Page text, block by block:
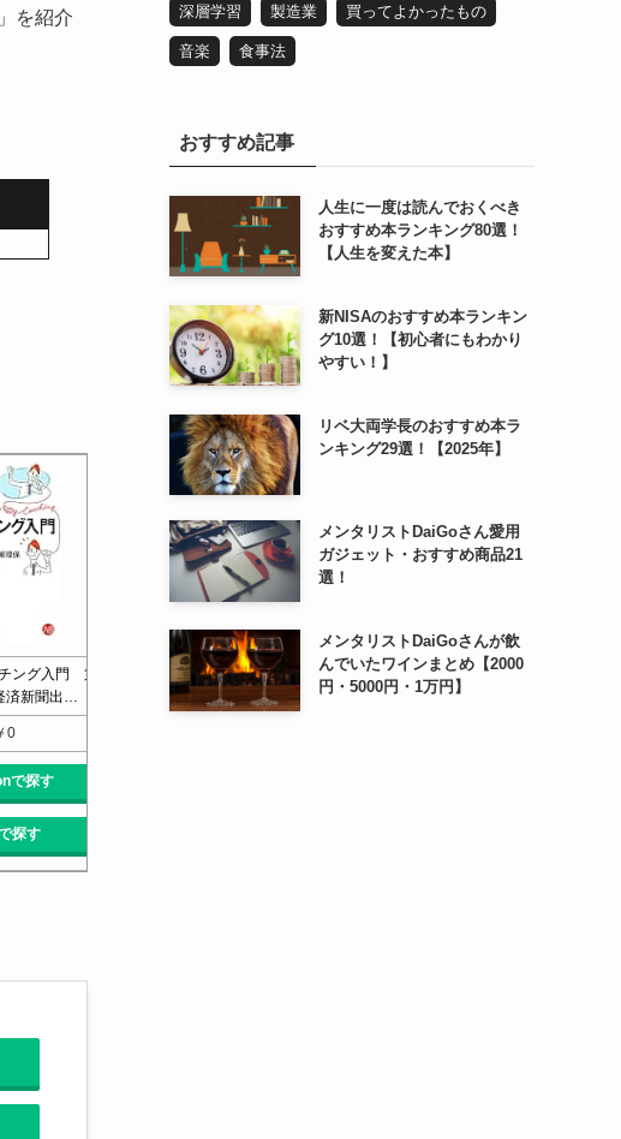
を紹介
ング入門 第
済新聞出…
自分の人生が愛おしくてたま
らなくなる100の質問…
人生改造宣言[新装版]
0
で探す
探す
深層学習 製造業 買ってよかったもの
音楽 食事法
おすすめ記事
人生に一度は読んでおくべき
おすすめ本ランキング80選！
【人生を変えた本】
新NISAのおすすめ本ランキン
グ10選！【初心者にもわかり
やすい！】
リベ大両学長のおすすめ本ラ
ンキング29選！【2025年】
メンタリストDaiGoさん愛用
ガジェット・おすすめ商品21
選！
メンタリストDaiGoさんが飲
んでいたワインまとめ【2000
円・5000円・1万円】